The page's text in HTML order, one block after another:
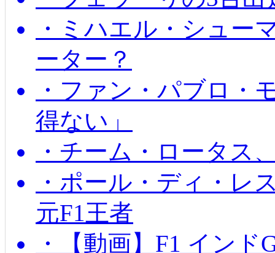
・ミハエル・シュー
ーター？
・ファン・パブロ・
得ない」
・チーム・ロータス
・ポール・ディ・レ
元F1王者
・【動画】F1 イン